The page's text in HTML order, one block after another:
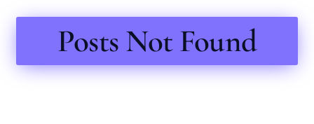
Posts Not Found